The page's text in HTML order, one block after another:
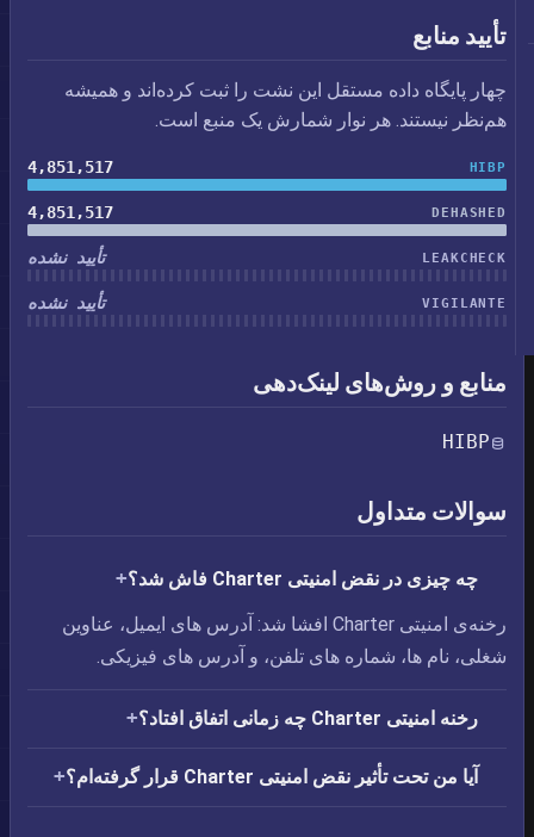
تأیید منابع
چهار پایگاه داده مستقل این نشت را ثبت کرده‌اند و همیشه
هم‌نظر نیستند. هر نوار شمارش یک منبع است.
HIBP
4,851,517
DEHASHED
4,851,517
LEAKCHECK تأیید نشده
VIGILANTE تأیید نشده
منابع و روش‌های لینک‌دهی
HIBP
سوالات متداول
چه چیزی در نقض امنیتی Charter فاش شد؟
رخنه‌ی امنیتی Charter افشا شد: آدرس های ایمیل،‏ عناوین
شغلی،‏ نام ها،‏ شماره های تلفن، و آدرس های فیزیکی.
رخنه امنیتی Charter چه زمانی اتفاق افتاد؟
آیا من تحت تأثیر نقض امنیتی Charter قرار گرفته‌ام؟